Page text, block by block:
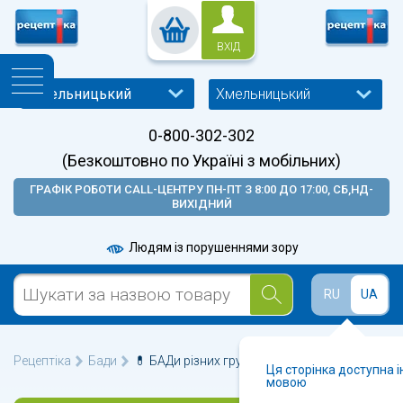
ВХІД
Хмельницький
0-800-302-302
(Безкоштовно по Україні з мобільних)
ГРАФІК РОБОТИ CALL-ЦЕНТРУ ПН-ПТ З 8:00 ДО 17:00, СБ,НД-
ВИХІДНИЙ
Людям із порушеннями зору
RU UA
Ця сторінка доступна
мовою
Рецептіка Бади 💊 БАДи різних груп у Хмельницькому 🩺